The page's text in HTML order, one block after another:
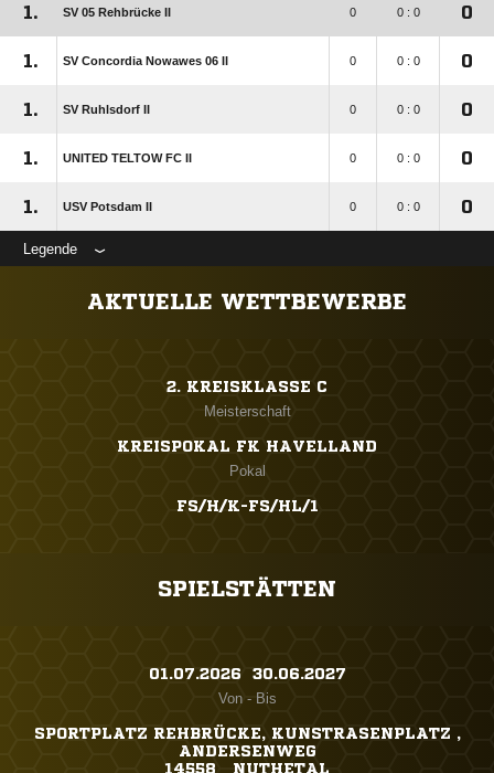
1. SV 05 Rehbrücke II 0 0 : 0 0
1. SV Concordia Nowawes 06 II 0 0 : 0 0
1. SV Ruhlsdorf II 0 0 : 0 0
1. UNITED TELTOW FC II 0 0 : 0 0
1. USV Potsdam II 0 0 : 0 0
Legende
AKTUELLE WETTBEWERBE
2. KREISKLASSE C
Meisterschaft
KREISPOKAL FK HAVELLAND
Pokal
FS/H/K-FS/HL/1
SPIELSTÄTTEN
01.07.2026 ​ 30.06.2027
Von - Bis
SPORTPLATZ REHBRÜCKE, KUNSTRASENPLATZ ,
ANDERSENWEG
14558 NUTHETAL